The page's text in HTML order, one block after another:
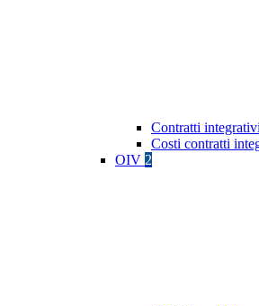
Contratti integrativi
Costi contratti
OIV 2